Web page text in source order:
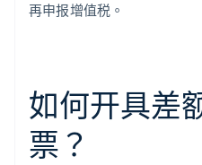
再申报增值税。
如何开具差
票？